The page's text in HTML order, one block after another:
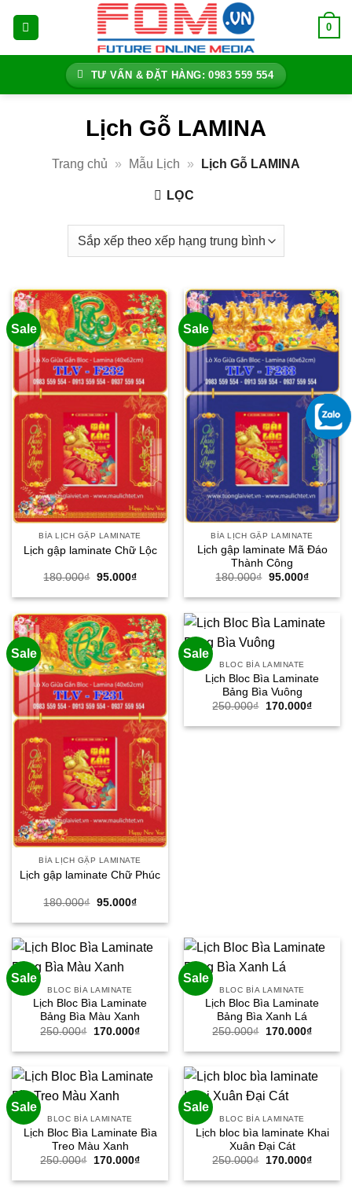
0
TƯ VẤN & ĐẶT HÀNG: 0983 559 554
Lịch Gỗ LAMINA
Trang chủ » Mẫu Lịch » Lịch Gỗ LAMINA
LỌC
Sale
BÌA LỊCH GẬP LAMINATE
Lịch gập laminate Chữ Lộc
180.000₫ Giá
là:
95.000₫Giá
tại
95.000₫.
Sale
BÌA LỊCH GẬP LAMINATE
Lịch gập laminate Mã Đáo
Thành Công
180.000₫ Giá
là:
95.000₫Giá
tại
95.000₫.
Sale
BÌA LỊCH GẬP LAMINATE
Lịch gập laminate Chữ Phúc
180.000₫ Giá
là:
95.000₫Giá
tại
95.000₫.
Sale
BLOC BÌA LAMINATE
Lịch Bloc Bìa Laminate
Bảng Bìa Vuông
250.000₫
Giá
là:
170.000₫Giá
tại
Sale
BLOC BÌA LAMINATE
Lịch Bloc Bìa Laminate
Bảng Bìa Màu Xanh
250.000₫
Giá
là:
170.000₫Giá
tại
170.000₫.
Sale
BLOC BÌA LAMINATE
Lịch Bloc Bìa Laminate
Bảng Bìa Xanh Lá
250.000₫
Giá
là:
170.000₫Giá
tại
Sale
BLOC BÌA LAMINATE
Lịch Bloc Bìa Laminate Bìa
Treo Màu Xanh
250.000₫
Giá
là:
170.000₫Giá
tại
Sale
BLOC BÌA LAMINATE
Lịch bloc bìa laminate Khai
Xuân Đại Cát
250.000₫
Giá
là:
170.000₫Giá
tại